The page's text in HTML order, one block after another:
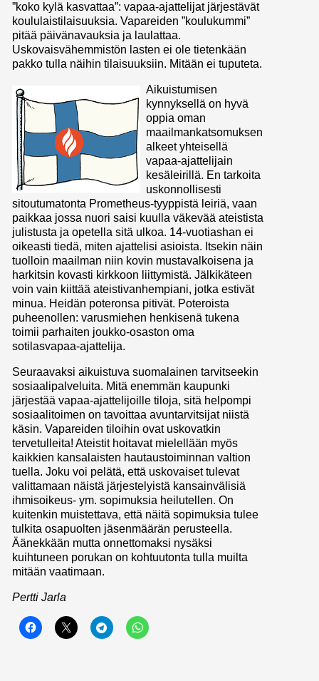
”koko kylä kasvattaa”: vapaa-ajattelijat järjestävät
koululaistilaisuuksia. Vapareiden ”koulukummi”
pitää päivänavauksia ja laulattaa.
Uskovaisvähemmistön lasten ei ole tietenkään
pakko tulla näihin tilaisuuksiin. Mitään ei tuputeta.
Aikuistumisen
kynnyksellä on hyvä
oppia oman
maailmankatsomuksen
alkeet yhteisellä
vapaa-ajattelijain
kesäleirillä. En tarkoita
uskonnollisesti
sitoutumatonta Prometheus-tyyppistä leiriä, vaan
paikkaa jossa nuori saisi kuulla väkevää ateistista
julistusta ja opetella sitä ulkoa. 14-vuotiashan ei
oikeasti tiedä, miten ajattelisi asioista. Itsekin näin
tuolloin maailman niin kovin mustavalkoisena ja
harkitsin kovasti kirkkoon liittymistä. Jälkikäteen
voin vain kiittää ateistivanhempiani, jotka estivät
minua. Heidän poteronsa pitivät. Poteroista
puheenollen: varusmiehen henkisenä tukena
toimii parhaiten joukko-osaston oma
sotilasvapaa-ajattelija.
Seuraavaksi aikuistuva suomalainen tarvitseekin
sosiaalipalveluita. Mitä enemmän kaupunki
järjestää vapaa-ajattelijoille tiloja, sitä helpompi
sosiaalitoimen on tavoittaa avuntarvitsijat niistä
käsin. Vapareiden tiloihin ovat uskovatkin
tervetulleita! Ateistit hoitavat mielellään myös
kaikkien kansalaisten hautaustoiminnan valtion
tuella. Joku voi pelätä, että uskovaiset tulevat
valittamaan näistä järjestelyistä kansainvälisiä
ihmisoikeus- ym. sopimuksia heilutellen. On
kuitenkin muistettava, että näitä sopimuksia tulee
tulkita osapuolten jäsenmäärän perusteella.
Äänekkään mutta onnettomaksi nysäksi
kuihtuneen porukan on kohtuutonta tulla muilta
mitään vaatimaan.
Pertti Jarla